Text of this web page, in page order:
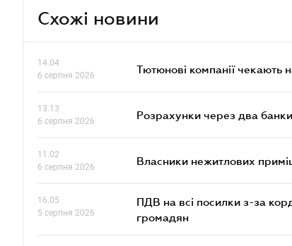
Схожі новини
14.04
6 серпня 2026
Тютюнові компанії чекають
13.13
6 серпня 2026
Розрахунки через два
11.02
6 серпня 2026
Власники нежитлових
16.05
5 серпня 2026
ПДВ на всі посилки з-за
громадян